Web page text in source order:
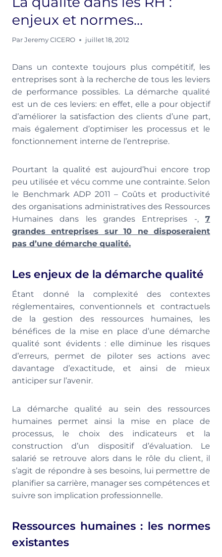
enjeux et normes…
Par Jeremy CICERO juillet 18, 2012
Dans un contexte toujours plus compétitif, les
entreprises sont à la recherche de tous les leviers
de performance possibles. La démarche qualité
est un de ces leviers: en effet, elle a pour objectif
d’améliorer la satisfaction des clients d’une part,
mais également d’optimiser les processus et le
fonctionnement interne de l’entreprise.
Pourtant la qualité est aujourd’hui encore trop
peu utilisée et vécu comme une contrainte. Selon
le Benchmark ADP 2011 – Coûts et productivité
des organisations administratives des Ressources
Humaines dans les grandes Entreprises -, 7
grandes entreprises sur 10 ne disposeraient
pas d’une démarche qualité.
Les enjeux de la démarche qualité
Étant donné la complexité des contextes
réglementaires, conventionnels et contractuels
de la gestion des ressources humaines, les
bénéfices de la mise en place d’une démarche
qualité sont évidents : elle diminue les risques
d’erreurs, permet de piloter ses actions avec
davantage d’exactitude, et ainsi de mieux
anticiper sur l’avenir.
La démarche qualité au sein des ressources
humaines permet ainsi la mise en place de
processus, le choix des indicateurs et la
construction d’un dispositif d’évaluation. Le
salarié se retrouve alors dans le rôle du client, il
s’agit de répondre à ses besoins, lui permettre de
planifier sa carrière, manager ses compétences et
suivre son implication professionnelle.
Ressources humaines : les normes
existantes